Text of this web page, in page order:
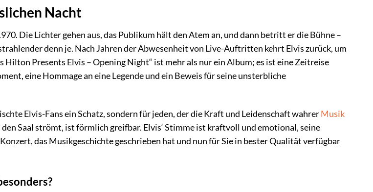
Nacht
Die Lichter gehen aus, das Publikum hält den Atem an, und dann betritt er die Bühne –
strahlender denn je. Nach Jahren der Abwesenheit von Live-Auftritten kehrt Elvis zurück, um
Hilton Presents Elvis – Opening Night“ ist mehr als nur ein Album; es ist eine Zeitreise
eine Hommage an eine Legende und ein Beweis für seine unsterbliche
Elvis-Fans ein Schatz, sondern für jeden, der die Kraft und Leidenschaft wahrerMusik
Saal strömt, ist förmlich greifbar. Elvis‘ Stimme ist kraftvoll und emotional, seine
das Musikgeschichte geschrieben hat und nun für Sie in bester Qualität verfügbar